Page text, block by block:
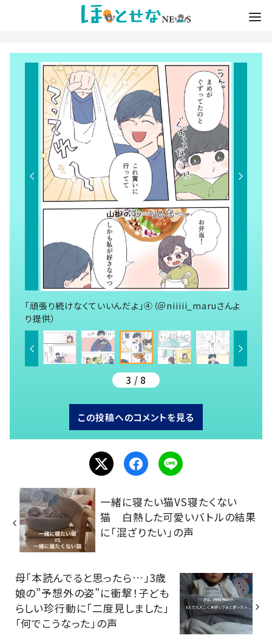
「頑張り続けなくていいんだよ」④（＠niiiii_maruさんよ
り提供）
3 / 8
この投稿へのコメントを見る
一緒に寝たい猫VS寝たくない
猫 白熱した可愛いバトルの結果
に「混ざりたい」の声
母「本読んでると思ったら…」3歳
娘の”予想外の姿”に衝撃！子ども
らしい珍行動に「二度見しました」
「何でこうなった」の声